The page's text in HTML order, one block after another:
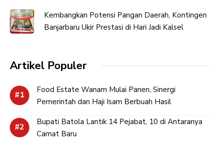
Kembangkan Potensi Pangan Daerah, Kontingen
Banjarbaru Ukir Prestasi di Hari Jadi Kalsel
Artikel Populer
Food Estate Wanam Mulai Panen, Sinergi
Pemerintah dan Haji Isam Berbuah Hasil
Bupati Batola Lantik 14 Pejabat, 10 di Antaranya
Camat Baru